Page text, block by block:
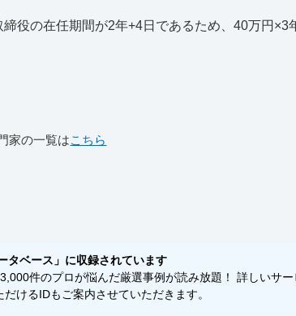
役の在任期間が2年+4日であるため、40万円×3
家の一覧はこちら
タベース」に収録されています
件のプロが悩んだ厳選事例が読み放題！ 詳しいサー
けるIDもご案内させていただきます。